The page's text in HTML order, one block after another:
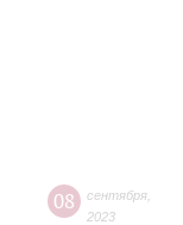
08 сентября
2023